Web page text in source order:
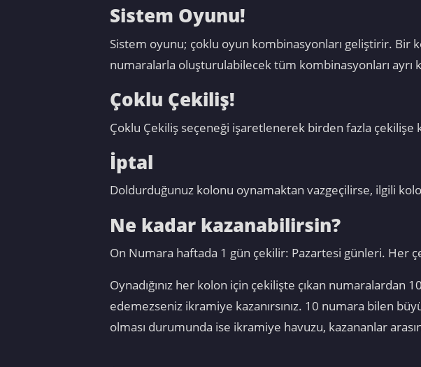
Sistem Oyunu!
Sistem oyunu; çoklu oyun kombinasyonları geliştirir. Bir
numaralarla oluşturulabilecek tüm kombinasyonları
Çoklu Çekiliş!
Çoklu Çekiliş seçeneği işaretlenerek birden fazla çekilişe
İptal
Doldurduğunuz kolonu oynamaktan vazgeçilirse, ilgili
Ne kadar kazanabilirsin?
On Numara haftada 1 gün çekilir: Pazartesi günleri. Her
Oynadığınız her kolon için çekilişte çıkan
edemezseniz ikramiye kazanırsınız. 10 numara bilen
olması durumunda ise ikramiye havuzu, kazananlar